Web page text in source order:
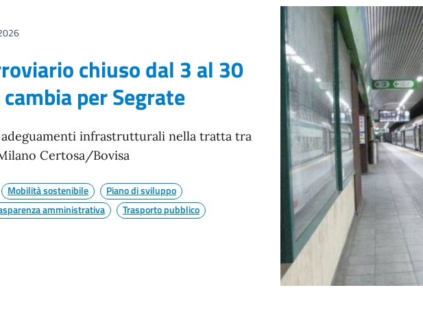
chiuso dal 3 al 30
per Segrate
infrastrutturali nella tratta tra
Certosa/Bovisa
Mobilità sostenibile
Piano di sviluppo
amministrativa Trasporto pubblico